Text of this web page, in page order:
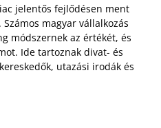
jelentős fejlődésen ment
magyar vállalkozás
módszernek az értékét, és
Ide tartoznak divat- és
utazási irodák és